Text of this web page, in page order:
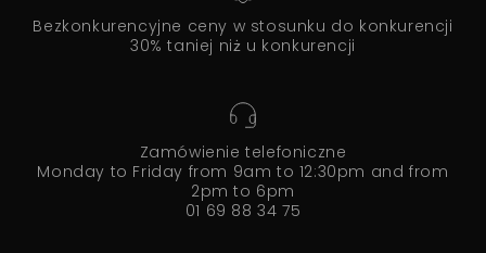
Bezkonkurencyjne ceny w stosunku do konkurencji
30% taniej niż u konkurencji
Zamówienie telefoniczne
Monday to Friday from 9am to 12:30pm and from
2pm to 6pm
01 69 88 34 75